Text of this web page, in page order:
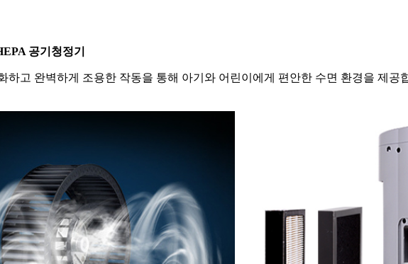
공기청정기
하고 완벽하게 조용한 작동을 통해 아기와 어린이에게 편안한 수면 환경을 제공